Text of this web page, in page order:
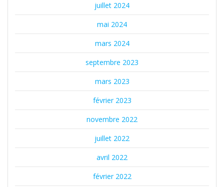
juillet 2024
mai 2024
mars 2024
septembre 2023
mars 2023
février 2023
novembre 2022
juillet 2022
avril 2022
février 2022